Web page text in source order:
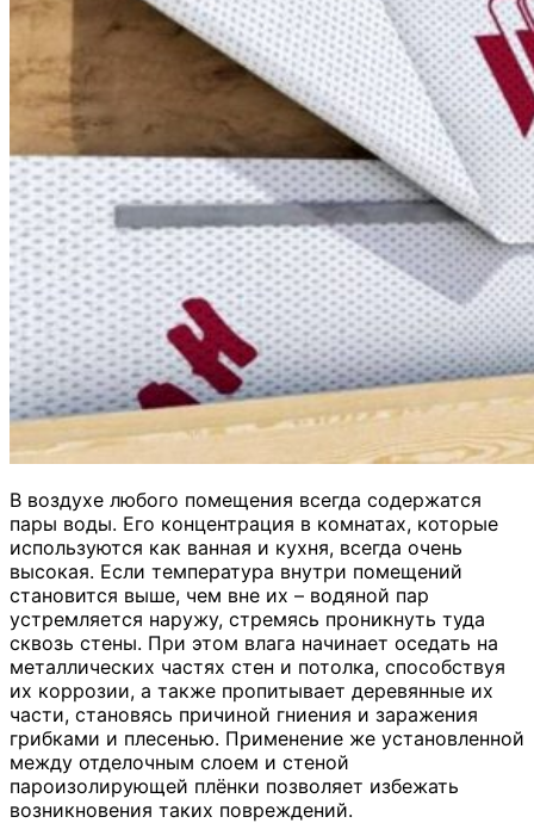
В воздухе любого помещения всегда содержатся
пары воды. Его концентрация в комнатах, которые
используются как ванная и кухня, всегда очень
высокая. Если температура внутри помещений
становится выше, чем вне их – водяной пар
устремляется наружу, стремясь проникнуть туда
сквозь стены. При этом влага начинает оседать на
металлических частях стен и потолка, способствуя
их коррозии, а также пропитывает деревянные их
части, становясь причиной гниения и заражения
грибками и плесенью. Применение же установленной
между отделочным слоем и стеной
пароизолирующей плёнки позволяет избежать
возникновения таких повреждений.